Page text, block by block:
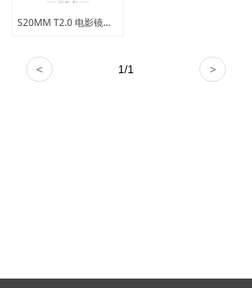
S20MM T2.0 电影镜头L卡口
< >
1/1